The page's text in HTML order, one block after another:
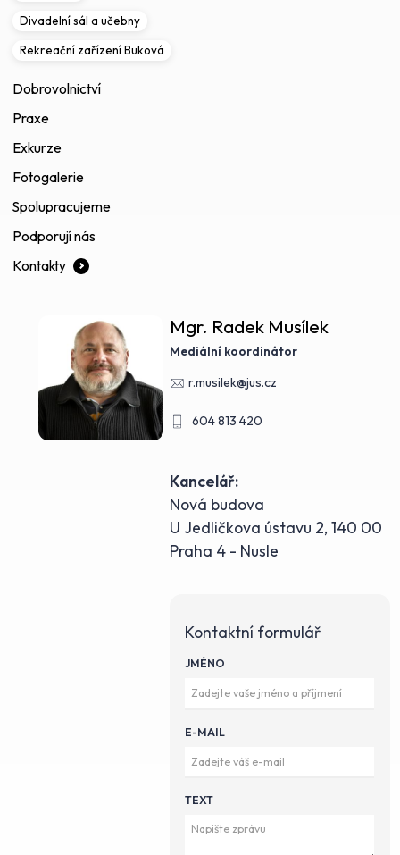
Divadelní sál a učebny
Rekreační zařízení Buková
Dobrovolnictví
Praxe
Exkurze
Fotogalerie
Spolupracujeme
Podporují nás
Kontakty
Mgr. Radek Musílek
Mediální koordinátor
r.musilek@jus.cz
604 813 420
Kancelář:
Nová budova
U Jedličkova ústavu 2, 140 00
Praha 4 - Nusle
Kontaktní formulář
JMÉNO
E-MAIL
TEXT